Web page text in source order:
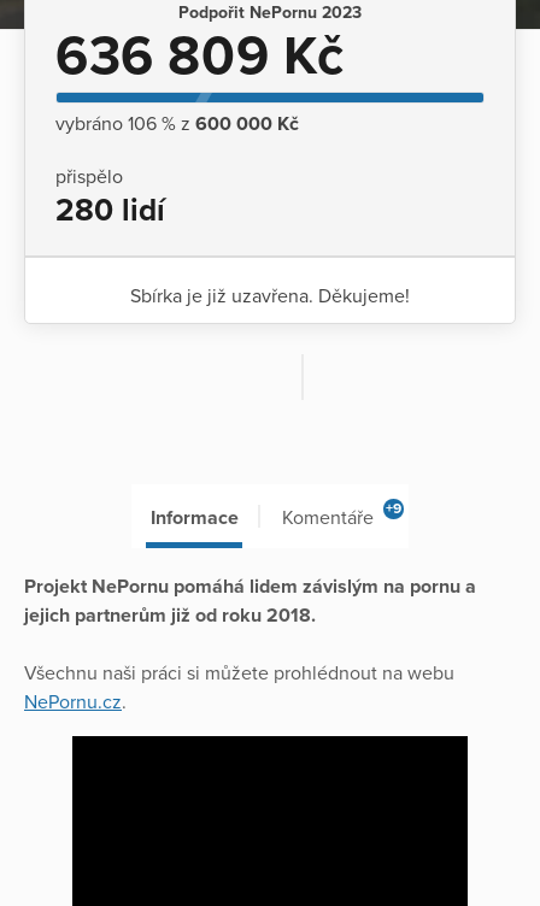
Podpořit NePornu 2023
636 809 Kč
vybráno 106 % z 600 000 Kč
přispělo
280 lidí
Sbírka je již uzavřena. Děkujeme!
Informace Komentáře +9
Projekt NePornu pomáhá lidem závislým na pornu a
jejich partnerům již od roku 2018.
Všechnu naši práci si můžete prohlédnout na webu
NePornu.cz.